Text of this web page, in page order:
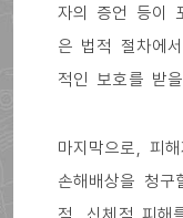
자의 증언 등이
은 법적 절차에
적인 보호를 받
마지막으로, 피
손해배상을 청
적, 신체적 피해